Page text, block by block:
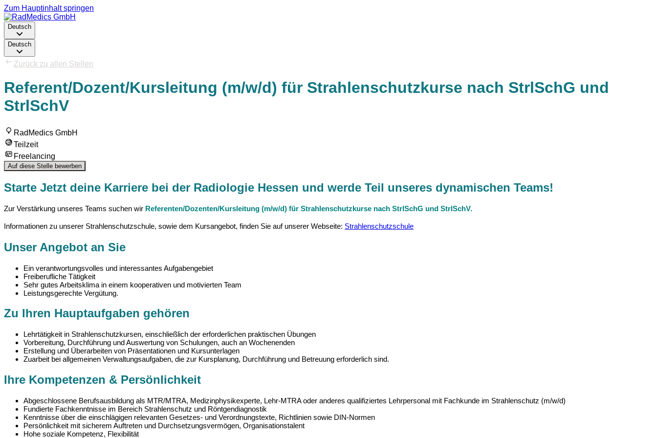
Zum Hauptinhalt springen
Deutsch
Deutsch
Zurück zu allen Stellen
Referent/Dozent/Kursleitung (m/w/d) für Strahlenschutzkurse nach StrlSchG und
StrlSchV
RadMedics GmbH
Teilzeit
Freelancing
Auf diese Stelle bewerben
Starte Jetzt deine Karriere bei der Radiologie Hessen und werde Teil unseres dynamischen Teams!
Zur Verstärkung unseres Teams suchen wir Referenten/Dozenten/Kursleitung (m/w/d) für Strahlenschutzkurse nach StrlSchG und StrlSchV.
Informationen zu unserer Strahlenschutzschule, sowie dem Kursangebot, finden Sie auf unserer Webseite: Strahlenschutzschule
Unser Angebot an Sie
Ein verantwortungsvolles und interessantes Aufgabengebiet
Freiberufliche Tätigkeit
Sehr gutes Arbeitsklima in einem kooperativen und motivierten Team
Leistungsgerechte Vergütung.
Zu Ihren Hauptaufgaben gehören
Lehrtätigkeit in Strahlenschutzkursen, einschließlich der erforderlichen praktischen Übungen
Vorbereitung, Durchführung und Auswertung von Schulungen, auch an Wochenenden
Erstellung und Überarbeiten von Präsentationen und Kursunterlagen
Zuarbeit bei allgemeinen Verwaltungsaufgaben, die zur Kursplanung, Durchführung und Betreuung erforderlich sind.
Ihre Kompetenzen & Persönlichkeit
Abgeschlossene Berufsausbildung als MTR/MTRA, Medizinphysikexperte, Lehr-MTRA oder anderes qualifiziertes Lehrpersonal mit Fachkunde im Strahlenschutz (m/w/d)
Fundierte Fachkenntnisse im Bereich Strahlenschutz und Röntgendiagnostik
Kenntnisse über die einschlägigen relevanten Gesetzes- und Verordnungstexte, Richtlinien sowie DIN-Normen
Persönlichkeit mit sicherem Auftreten und Durchsetzungsvermögen, Organisationstalent
Hohe soziale Kompetenz, Flexibilität